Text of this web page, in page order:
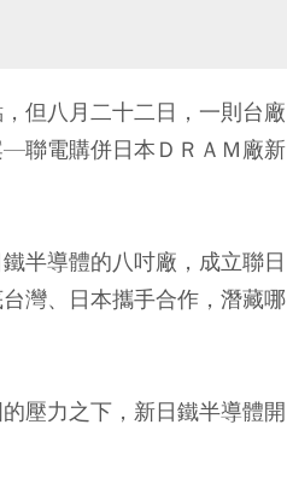
但八月二十二日，一則台廠
聯電購併日本ＤＲＡＭ廠新
半導體的八吋廠，成立聯日
灣、日本攜手合作，潛藏哪
壓力之下，新日鐵半導體開